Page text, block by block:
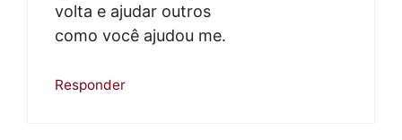
volta e ajudar outros
ϲomo você ajudou me.
Responder